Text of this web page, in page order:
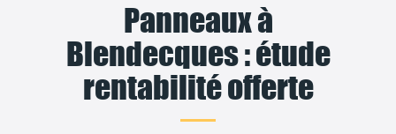
Panneaux à
Blendecques : étude
rentabilité offerte